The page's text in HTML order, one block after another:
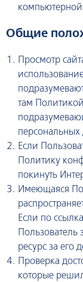
компьютерной
Общие
Просмотр
там
персональных
Если
Политику
покинуть
Имеющаяся
Если по
Пользователь
ресурс за его
Проверка
которые